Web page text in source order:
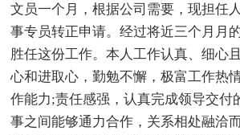
文员一个月，根据公司需要，现担任
事专员转正申请。经过将近三个月月
胜任这份工作。本人工作认真、细心
心和进取心，勤勉不懈，极富工作热
作能力;责任感强，认真完成领导交付
事之间能够通力合作，关系相处融洽